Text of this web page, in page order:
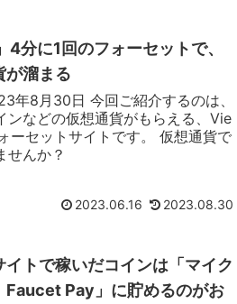
4分に1回のフォーセットで、
が溜まる
8月30日 今回ご紹介するのは、
ンなどの仮想通貨がもらえる、Vie
ーセットサイトです。 仮想通貨で
せんか？
2023.06.16 2023.08.30
イトで稼いだコインは「マイク
Pay」に貯めるのがお